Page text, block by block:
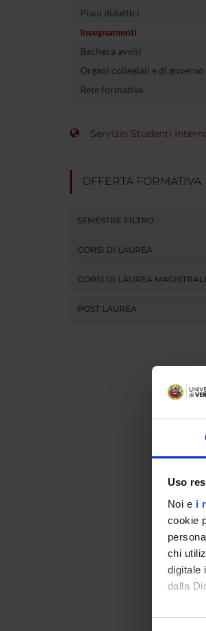
Uso
Noi e i
cookie
chi
digitale
dalla
Con il
Piani didattici
Insegnamenti
Bacheca avvisi
Organi collegiali e di governo
Rete formativa
Servizio Studenti
OFFERTA FORMATIVA
SEMESTRE FILTRO
CORSI DI LAUREA
CORSI DI LAUREA
POST LAUREA